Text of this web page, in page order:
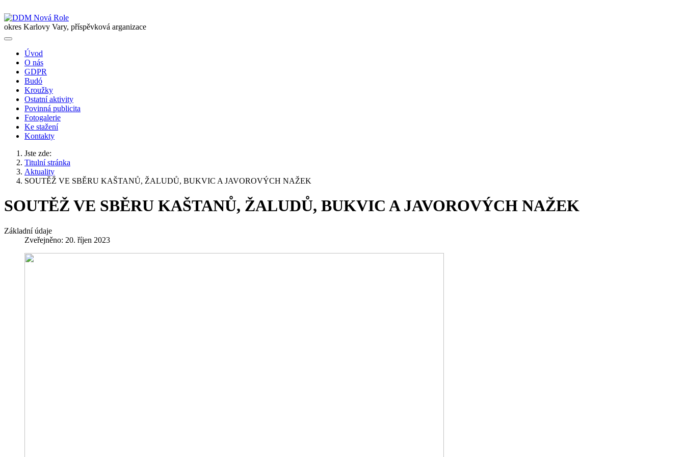
okres Karlovy Vary, příspěvková arganizace
Úvod
O nás
GDPR
Budó
Kroužky
Ostatní aktivity
Povinná publicita
Fotogalerie
Ke stažení
Kontakty
Jste zde:
Titulní stránka
Aktuality
SOUTĚŽ VE SBĚRU KAŠTANŮ, ŽALUDŮ, BUKVIC A JAVOROVÝCH NAŽEK
SOUTĚŽ VE SBĚRU KAŠTANŮ, ŽALUDŮ, BUKVIC A JAVOROVÝCH NAŽEK
Základní údaje
Zveřejněno: 20. říjen 2023